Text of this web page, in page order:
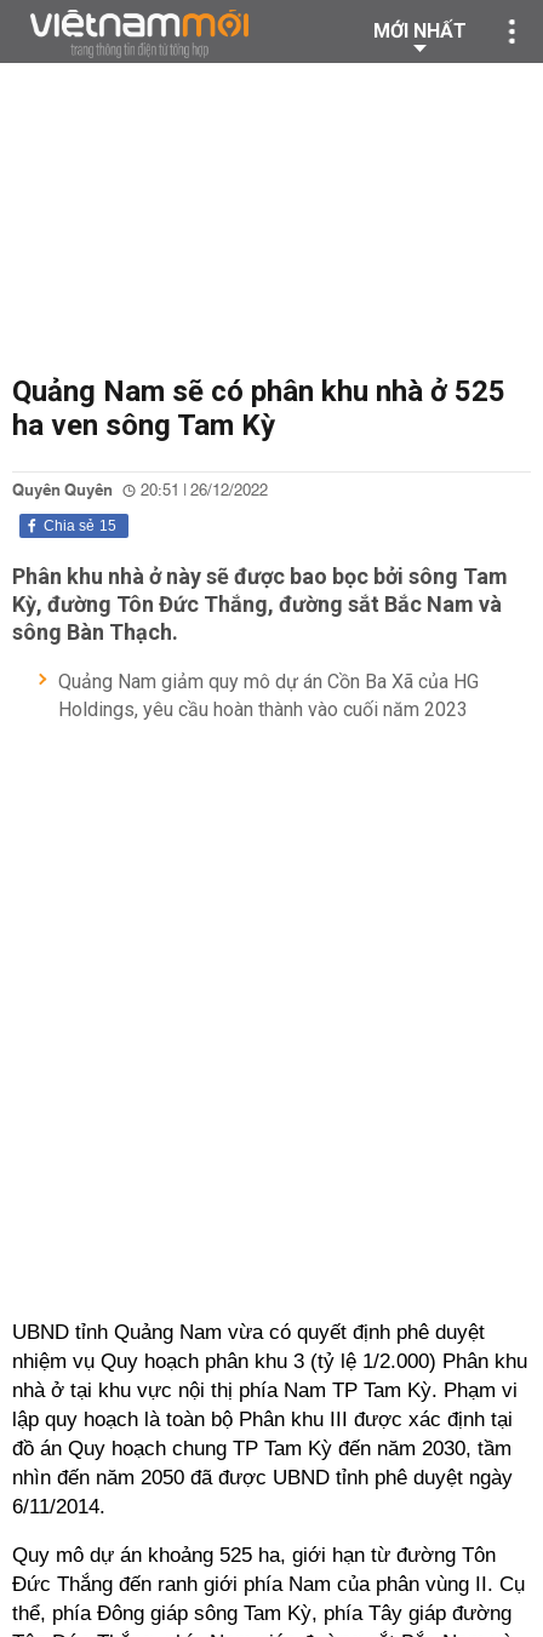
MỚI NHẤT
Quảng Nam sẽ có phân khu nhà ở 525
ha ven sông Tam Kỳ
Quyên Quyên 20:51 | 26/12/2022
15
Chia sẻ
Phân khu nhà ở này sẽ được bao bọc bởi sông Tam
Kỳ, đường Tôn Đức Thắng, đường sắt Bắc Nam và
sông Bàn Thạch.
Quảng Nam giảm quy mô dự án Cồn Ba Xã của HG
Holdings, yêu cầu hoàn thành vào cuối năm 2023
UBND tỉnh Quảng Nam vừa có quyết định phê duyệt
nhiệm vụ Quy hoạch phân khu 3 (tỷ lệ 1/2.000) Phân khu
nhà ở tại khu vực nội thị phía Nam TP Tam Kỳ. Phạm vi
lập quy hoạch là toàn bộ Phân khu III được xác định tại
đồ án Quy hoạch chung TP Tam Kỳ đến năm 2030, tầm
nhìn đến năm 2050 đã được UBND tỉnh phê duyệt ngày
6/11/2014.
Quy mô dự án khoảng 525 ha, giới hạn từ đường Tôn
Đức Thắng đến ranh giới phía Nam của phân vùng II. Cụ
thể, phía Đông giáp sông Tam Kỳ, phía Tây giáp đường